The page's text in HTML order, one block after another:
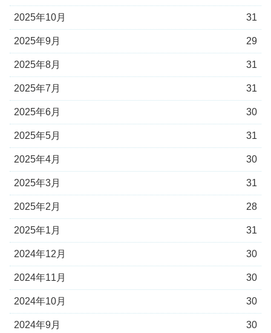
2025年10月 31
2025年9月 29
2025年8月 31
2025年7月 31
2025年6月 30
2025年5月 31
2025年4月 30
2025年3月 31
2025年2月 28
2025年1月 31
2024年12月 30
2024年11月 30
2024年10月 30
2024年9月 30